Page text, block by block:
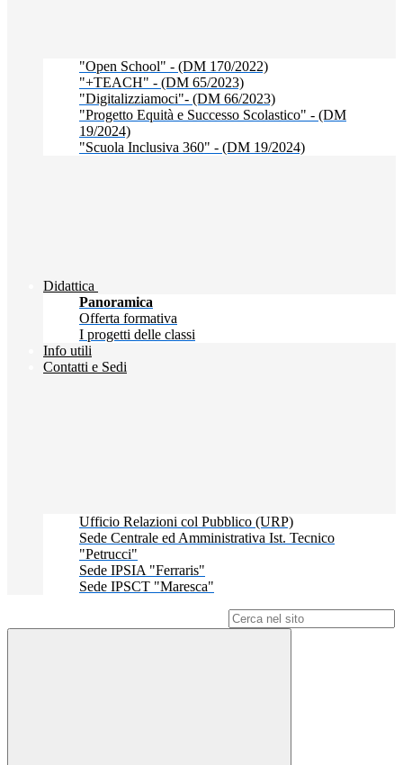
"Open School" - (DM 170/2022)
"+TEACH" - (DM 65/2023)
"Digitalizziamoci"- (DM 66/2023)
"Progetto Equità e Successo Scolastico" - (DM
19/2024)
"Scuola Inclusiva 360" - (DM 19/2024)
Didattica
Panoramica
Offerta formativa
I progetti delle classi
Info utili
Contatti e Sedi
Ufficio Relazioni col Pubblico (URP)
Sede Centrale ed Amministrativa Ist. Tecnico
"Petrucci"
Sede IPSIA "Ferraris"
Sede IPSCT "Maresca"